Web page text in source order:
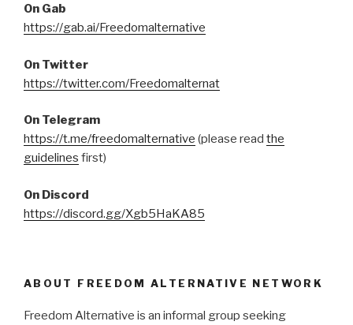
On Gab
https://gab.ai/Freedomalternative
On Twitter
https://twitter.com/Freedomalternat
On Telegram
https://t.me/freedomalternative (please read the
guidelines first)
On Discord
https://discord.gg/Xgb5HaKA85
ABOUT FREEDOM ALTERNATIVE NETWORK
Freedom Alternative is an informal group seeking